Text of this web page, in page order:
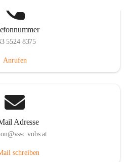
5524 8375
Anrufen
Adresse
schreiben